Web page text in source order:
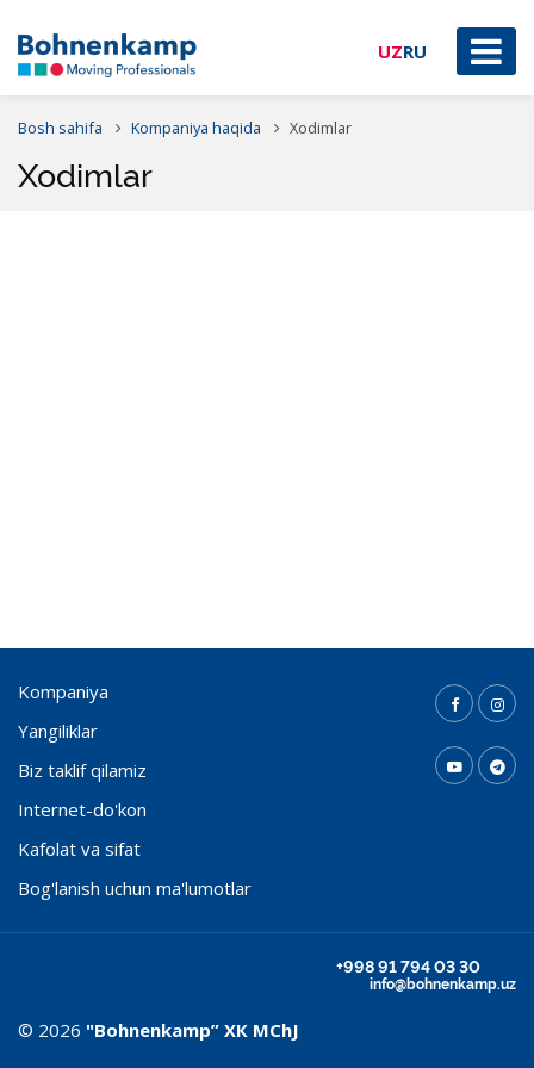
UZRU
Bosh sahifa Kompaniya haqida Xodimlar
Xodimlar
Kompaniya
Yangiliklar
Biz taklif qilamiz
Internet-do'kon
Kafolat va sifat
Bog'lanish uchun ma'lumotlar
+998 91 794 03 30
info@bohnenkamp.uz
© 2026 "Bohnenkamp” ХК MChJ